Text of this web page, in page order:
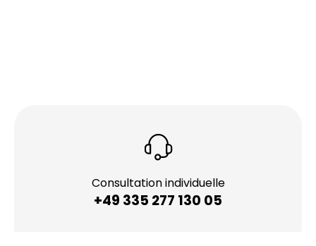
Consultation individuelle
+49 335 277 130 05